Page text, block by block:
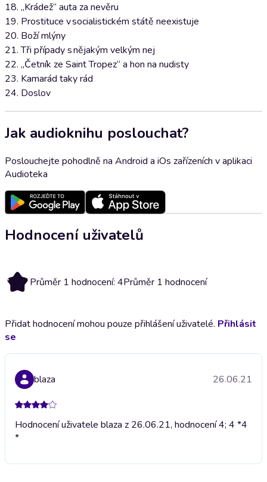
18. „Krádež“ auta za nevěru
19. Prostituce v socialistickém státě neexistuje
20. Boží mlýny
21. Tři případy s nějakým velkým nej
22. „Četník ze Saint Tropez“ a hon na nudisty
23. Kamarád taky rád
24. Doslov
Jak audioknihu poslouchat?
Poslouchejte pohodlně na Android a iOs zařízeních v aplikaci
Audioteka
Hodnocení uživatelů
4 Průměr 1 hodnocení: 4Průměr 1 hodnocení
Přidat hodnocení mohou pouze přihlášení uživatelé. Přihlásit
se
blaza 26.06.21
Hodnocení uživatele blaza z 26.06.21, hodnocení 4; 4 *4
*